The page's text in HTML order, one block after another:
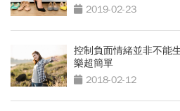
2019-02-23
控制負面情緒並非不能
樂超簡單
2018-02-12